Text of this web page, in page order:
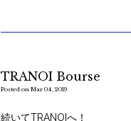
TRANOI Bourse
Posted on Mar 04, 2019
続いてTRANOIへ！